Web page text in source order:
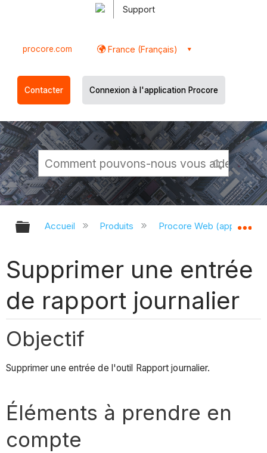
Support
procore.com France (Français)
Contacter Connexion à l'application Procore
Développer/réduire la hiérarchie
Accueil Produits Procore Web
Supprimer une entrée
de rapport journalier
Objectif
Supprimer une entrée de l'outil Rapport journalier.
Éléments à prendre en
compte